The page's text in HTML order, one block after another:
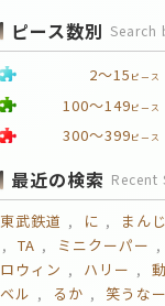
ピース数別 Search
2～15 ピース
100～149ピース
300～399ピース
最近の検索 Recent
東武鉄道 に まん
TA
ミニクーパー
ロウィン
ハリー 動
ベル
るか 笑うな